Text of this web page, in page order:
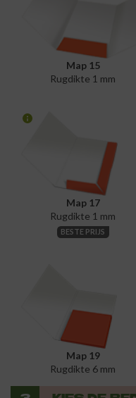
Map 15
Rugdikte 1 mm
Map 17
Rugdikte 1 mm
BESTE PRIJS
Map 19
Rugdikte 6 mm